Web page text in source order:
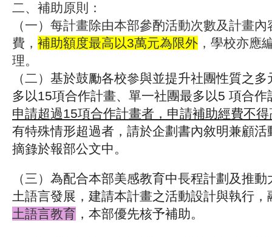
二、補助原則：
（一）每計畫除由本部參酌活動次數及計畫
費， 補助額度最高以3萬元為限外 ，學校亦應
理。
（二） 基於鼓勵各校參與並提升社團性質之多
多以15項合作計畫、單一社團最多以5 項合作
申請超過15項合作計畫者，申請補助經費不
有特殊情形超過者，請於企劃書內敘明兼顧
摘錄於報部公文中。
（三） 為配合本部美感教育中長程計劃及推動
土語言發展，建請本計畫之活動設計與執行，
土語言教育 ，本部優先核予補助。